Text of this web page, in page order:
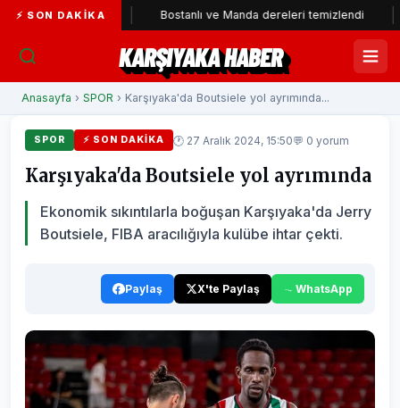
⚡ SON DAKIKA
katıldı Bostanlı ve Manda dereleri temizlendi
KARŞIYAKA HABER
Anasayfa › SPOR › Karşıyaka'da Boutsiele yol ayrımında...
SPOR ⚡ SON DAKIKA 🕐 27 Aralık 2024, 15:50💬 0 yorum
Karşıyaka'da Boutsiele yol ayrımında
Ekonomik sıkıntılarla boğuşan Karşıyaka'da Jerry
Boutsiele, FIBA aracılığıyla kulübe ihtar çekti.
Paylaş X'te Paylaş WhatsApp